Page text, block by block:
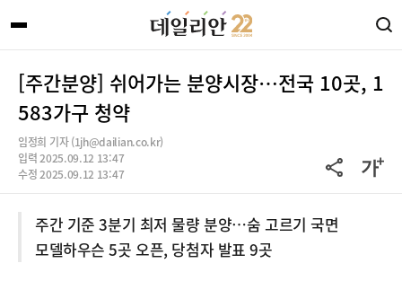
[주간분양] 쉬어가는 분양시장…전국 10곳, 1
583가구 청약
임정희 기자 (1jh@dailian.co.kr)
입력 2025.09.12 13:47
수정 2025.09.12 13:47
주간 기준 3분기 최저 물량 분양…숨 고르기 국면
모델하우슨 5곳 오픈, 당첨자 발표 9곳